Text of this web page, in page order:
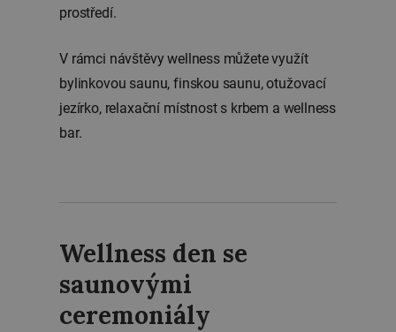
prostředí.
V rámci návštěvy wellness můžete využít
bylinkovou saunu, finskou saunu, otužovací
jezírko, relaxační místnost s krbem a wellness
bar.
Wellness den se
saunovými
ceremoniály